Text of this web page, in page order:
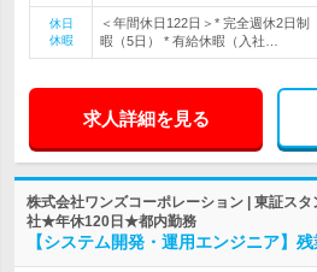
休日
休暇
＜年間休日122日＞* 完全週休2日制
暇（5日） * 有給休暇（入社…
求人詳細を見る
株式会社ワンズコーポレーション | 東証ス
社★年休120日★都内勤務
【システム開発・運用エンジニア】